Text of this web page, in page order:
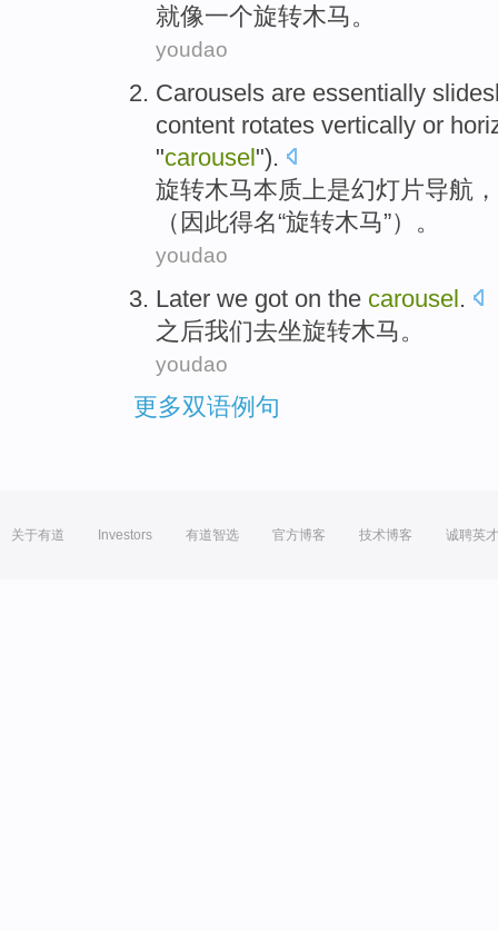
就像一个旋转木马。
youdao
Carousels are essentially
content rotates vertically or
"carousel").
旋转木马本质上是幻灯片导航 ，
（ 因此得名“旋转木马”）。
youdao
Later we got on the carousel.
之后我们去坐旋转木马。
youdao
更多双语例句
关于有道 Investors 有道智选 官方博客 技术博客 诚聘英才